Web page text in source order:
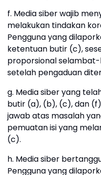
f. Media siber wajib
melakukan tindakan
Pengguna yang
ketentuan butir (c),
proporsional
setelah pengaduan
g. Media siber yang
butir (a), (b), (c), dan
jawab atas masalah
pemuatan isi yang
(c).
h. Media siber
Pengguna yang